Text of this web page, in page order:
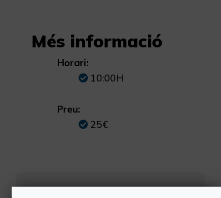
Més informació
Horari:
10:00H
Preu:
25€